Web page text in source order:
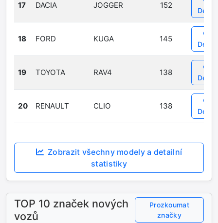
17 DACIA JOGGER 152
Detail
18 FORD KUGA 145
Detail
19 TOYOTA RAV4 138
Detail
20 RENAULT CLIO 138
Detail
Zobrazit všechny modely a detailní
statistiky
TOP 10 značek nových
vozů
Prozkoumat
značky